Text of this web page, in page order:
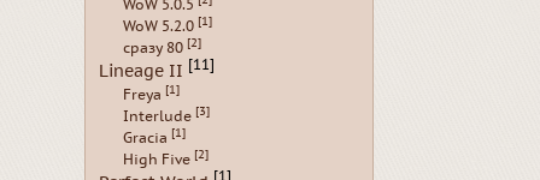
WoW 5.0.5
WoW 5.2.0 [1]
сразу 80 [2]
Lineage II [11]
Freya [1]
Interlude [3]
Gracia [1]
High Five [2]
[1]